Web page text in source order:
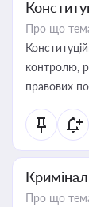
Про що
контролю,
правових
Про що